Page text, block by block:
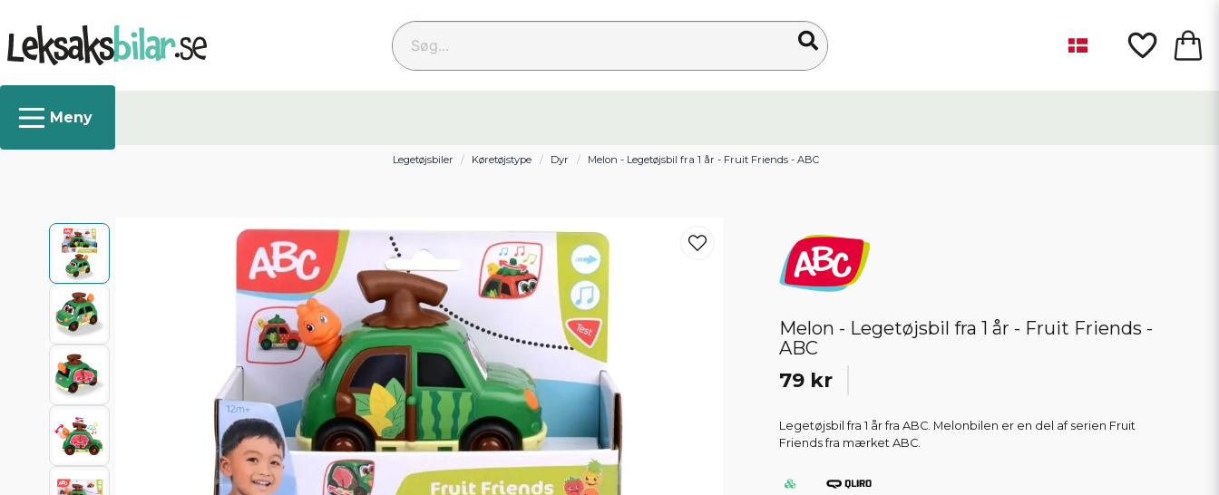
Søg...
Legetøjsbiler Køretøjstype Dyr Melon - Legetøjsbil fra 1 år - Fruit Friends - ABC
Melon - Legetøjsbil fra 1 år - Fruit Friends -
ABC
79 kr
Legetøjsbil fra 1 år fra ABC. Melonbilen er en del af serien Fruit
Friends fra mærket ABC.